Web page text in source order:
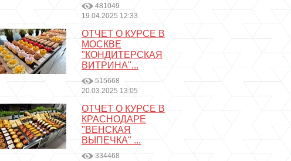
481049
19.04.2025 12:33
ОТЧЕТ О КУРСЕ В
МОСКВЕ
"КОНДИТЕРСКАЯ
ВИТРИНА"...
515668
20.03.2025 13:05
ОТЧЕТ О КУРСЕ В
КРАСНОДАРЕ
"ВЕНСКАЯ
ВЫПЕЧКА" ...
334468